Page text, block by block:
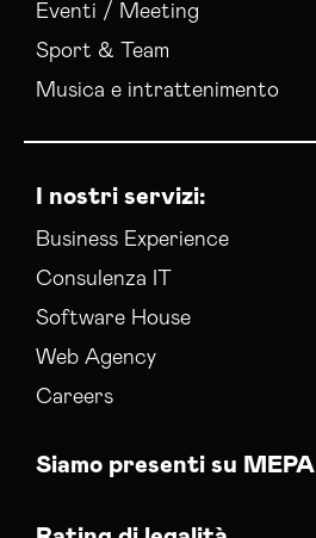
Eventi / Meeting
Sport & Team
Musica e intrattenimento
I nostri servizi:
Business Experience
Consulenza IT
Software House
Web Agency
Careers
Siamo presenti su MEPA